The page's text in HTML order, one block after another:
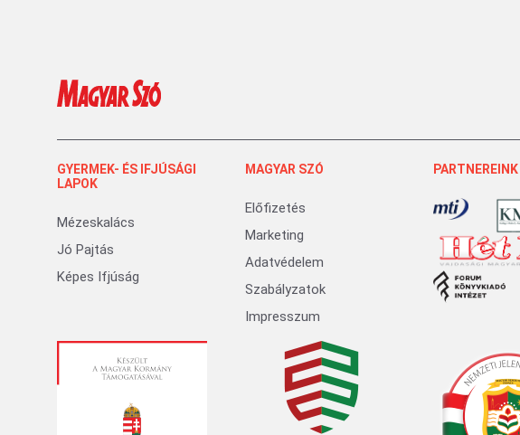
GYERMEK- ÉS IFJÚSÁGI
LAPOK
Mézeskalács
Jó Pajtás
Képes Ifjúság
MAGYAR SZÓ
Előfizetés
Marketing
Adatvédelem
Szabályzatok
Impresszum
PARTNEREINK